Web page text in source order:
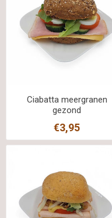
Ciabatta meergranen
gezond
€3,95